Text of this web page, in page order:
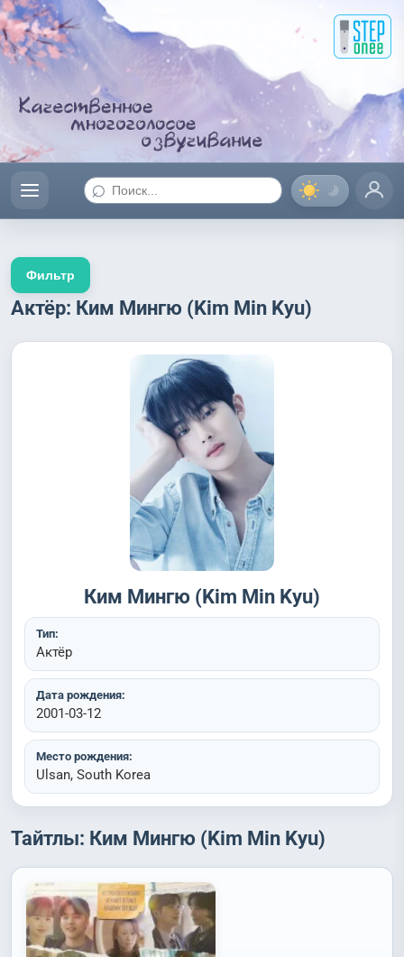
⌕
Актёр: Ким Мингю (Kim Min Kyu)
Ким Мингю (Kim Min Kyu)
Тип:
Актёр
Дата рождения:
2001-03-12
Место рождения:
Ulsan, South Korea
Тайтлы: Ким Мингю (Kim Min Kyu)
Фильтр